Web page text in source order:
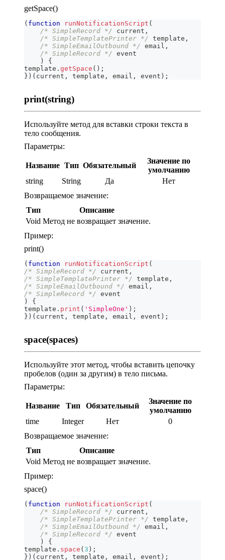
getSpace()
( function runNotificationScript (
/* SimpleRecord */ current ,
/* SimpleTemplatePrinter */ template ,
/* SimpleEmailOutbound */ email ,
/* SimpleRecord */ event
)
{
template . getSpace ( ) ;
} ) ( current , template , email , event ) ;
print(string)
Используйте метод для вставки строки текста в
тело сообщения.
Параметры:
Название Тип Обязательный
Значение по
умолчанию
string
String Да
Нет
Возвращаемое значение:
Тип
Описание
Void Метод не возвращает значение.
Пример:
print()
( function runNotificationScript (
/* SimpleRecord */ current ,
/* SimpleTemplatePrinter */ template ,
/* SimpleEmailOutbound */ email ,
/* SimpleRecord */ event
)
{
template . print ( 'SimpleOne' ) ;
} ) ( current , template , email , event ) ;
space(spaces)
Используйте этот метод, чтобы вставить цепочку
пробелов (один за другим) в тело письма.
Параметры:
Название Тип Обязательный
Значение по
умолчанию
time
Integer Нет
0
Возвращаемое значение:
Тип
Описание
Void Метод не возвращает значение.
Пример:
space()
( function runNotificationScript (
/* SimpleRecord */ current ,
/* SimpleTemplatePrinter */ template ,
/* SimpleEmailOutbound */ email ,
/* SimpleRecord */ event
)
{
template . space ( 3 ) ;
} ) ( current , template , email , event ) ;